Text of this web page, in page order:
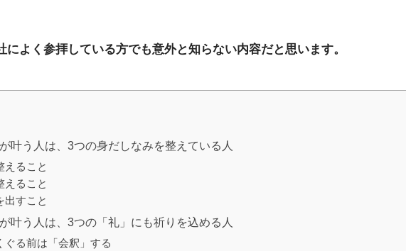
によく参拝している方でも意外と知らない内容だと思います。
叶う人は、3つの身だしなみを整えている人
えること
えること
出すこと
叶う人は、3つの「礼」にも祈りを込める人
ぐる前は「会釈」する